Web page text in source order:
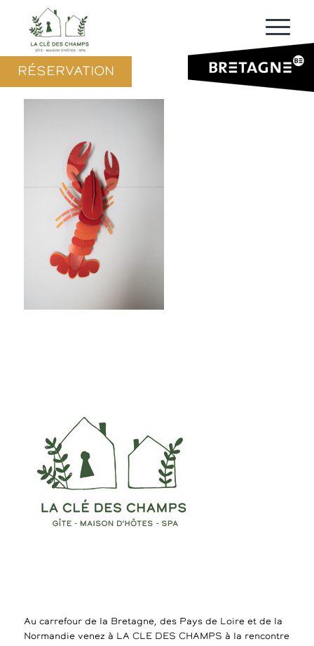
RÉSERVATION
Au carrefour de la Bretagne, des Pays de Loire et de la
Normandie venez à LA CLE DES CHAMPS à la rencontre